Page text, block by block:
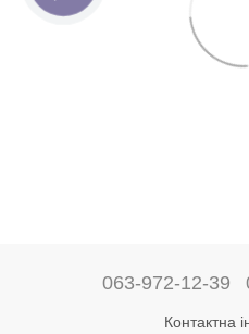
063-972-12-39
Контактна